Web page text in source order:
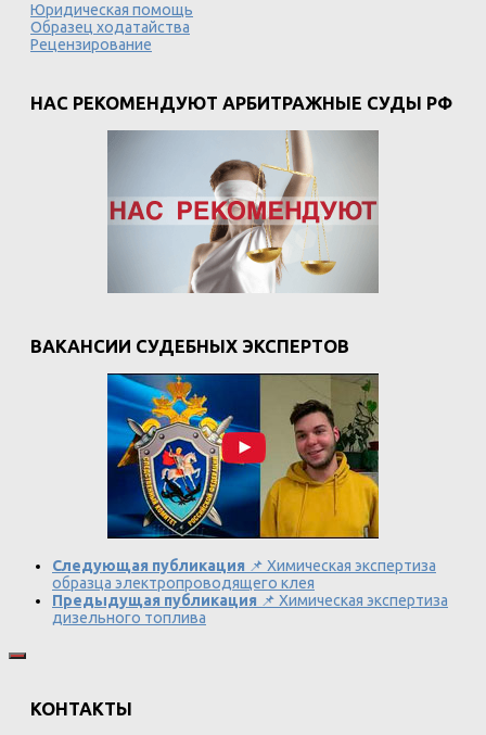
Юридическая помощь
Образец ходатайства
Рецензирование
НАС РЕКОМЕНДУЮТ АРБИТРАЖНЫЕ СУДЫ РФ
ВАКАНСИИ СУДЕБНЫХ ЭКСПЕРТОВ
Следующая публикация 📌 Химическая экспертиза
образца электропроводящего клея
Предыдущая публикация 📌 Химическая экспертиза
дизельного топлива
КОНТАКТЫ